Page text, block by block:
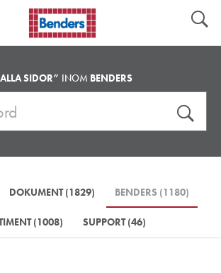
ALLA SIDOR” INOM BENDERS
DOKUMENT (1829) BENDERS (1180)
(1008) SUPPORT (46)